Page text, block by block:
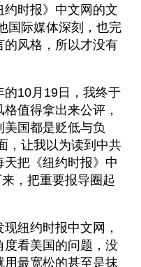
时报》中文网的文
国际媒体深刻，也完
风格，所以才没有
10月19日，我终于
值得拿出来公评，
美国都是贬低与负
，让我以为读到中共
把《纽约时报》中
，把重要报导圈起
纽约时报中文网，
看美国的问题，没
最宽松的甚至是抹